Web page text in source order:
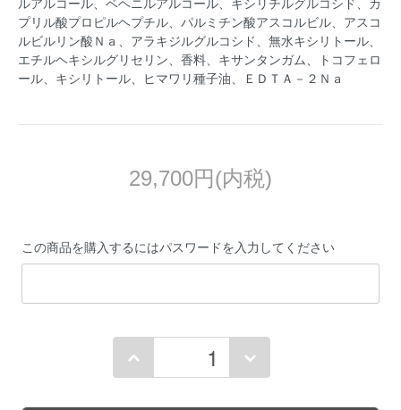
ルアルコール、ベヘニルアルコール、キシリチルグルコシド、カ
プリル酸プロピルヘプチル、パルミチン酸アスコルビル、アスコ
ルビルリン酸Ｎａ、アラキジルグルコシド、無水キシリトール、
エチルヘキシルグリセリン、香料、キサンタンガム、トコフェロ
ール、キシリトール、ヒマワリ種子油、ＥＤＴＡ－２Ｎａ
29,700円(内税)
この商品を購入するにはパスワードを入力してください